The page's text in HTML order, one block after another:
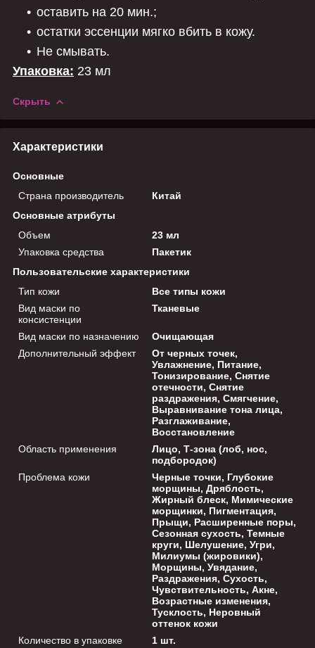
оставить на 20 мин.;
остатки эссенции мягко вбить в кожу.
Не смывать.
Упаковка: 23 мл
Скрыть
Характеристики
Основные
Страна производитель
Китай
Основные атрибуты
Объем
23 мл
Упаковка средства
Пакетик
Пользовательские характеристики
Тип кожи
Все типы кожи
Вид маски по
консистенции
Тканевые
Вид маски по назначению
Очищающая
Дополнительный эффект
От черных точек,
Увлажнение, Питание,
Тонизирование, Снятие
отечности, Снятие
раздражения, Смягчение,
Выравнивание тона лица,
Разглаживание,
Восстановление
Область применения
Лицо, Т-зона (лоб, нос,
подбородок)
Проблема кожи
Черные точки, Глубокие
морщины, Дряблость,
Жирный блеск, Мимические
морщинки, Пигментация,
Прыщи, Расширенные поры,
Сезонная сухость, Темные
круги, Шелушение, Угри,
Милиумы (жировики),
Морщины, Увядание,
Раздражения, Сухость,
Чувствительность, Акне,
Возрастные изменения,
Тусклость, Неровный
оттенок кожи
Количество в упаковке
1 шт.